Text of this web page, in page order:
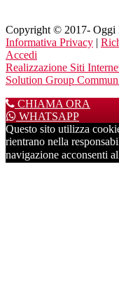
Copyright © 2017-
Informativa Privacy |
Accedi
Realizzazione Siti
Solution Group
CHIAMA ORA
WHATSAPP
Questo sito utilizza
rientrano nella
navigazione acconsenti